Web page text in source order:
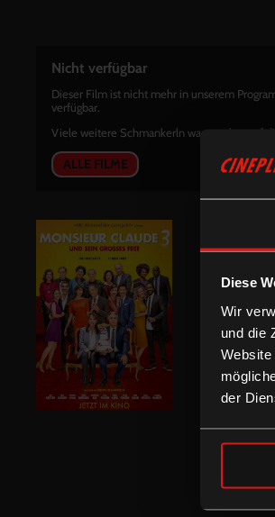
Diese
Wir
und die
der
Nicht verfügbar
Dieser Film ist nicht mehr in unserem
verfügbar.
Viele weitere Schmankerln warten aber auf
ALLE FILME